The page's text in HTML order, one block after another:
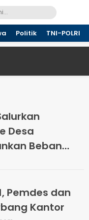
Politik TNI-POLRI
Desa
Beban
Pemdes dan
Kantor